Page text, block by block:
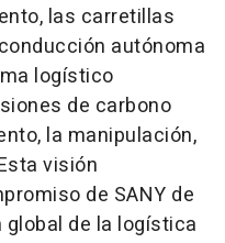
las carretillas
autónoma
logístico
de carbono
la manipulación,
visión
de SANY de
de la logística